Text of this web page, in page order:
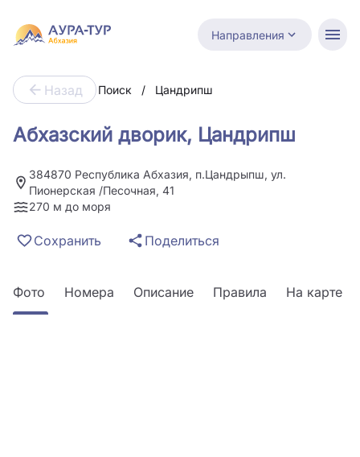
Направления
Назад Поиск / Цандрипш
Абхазский дворик, Цандрипш
384870 Республика Абхазия, п.Цандрыпш, ул.
Пионерская /Песочная, 41
270 м до моря
Сохранить Поделиться
Фото Номера Описание Правила На карте